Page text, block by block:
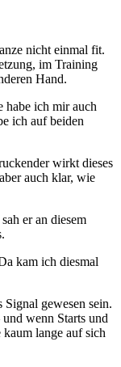
nicht einmal fit.
im Training
Hand.
habe ich mir auch
ich auf beiden
wirkt dieses
auch klar, wie
er an diesem
kam ich diesmal
Signal gewesen sein.
wenn Starts und
kaum lange auf sich